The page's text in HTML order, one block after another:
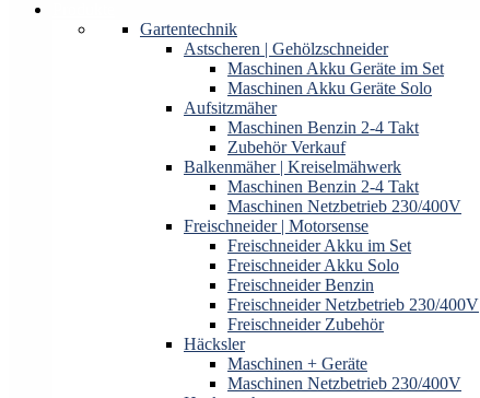
Gartentechnik
Astscheren | Gehölzschneider
Maschinen Akku Geräte im Set
Maschinen Akku Geräte Solo
Aufsitzmäher
Maschinen Benzin 2-4 Takt
Zubehör Verkauf
Balkenmäher | Kreiselmähwerk
Maschinen Benzin 2-4 Takt
Maschinen Netzbetrieb 230/400V
Freischneider | Motorsense
Freischneider Akku im Set
Freischneider Akku Solo
Freischneider Benzin
Freischneider Netzbetrieb 230/400V
Freischneider Zubehör
Häcksler
Maschinen + Geräte
Maschinen Netzbetrieb 230/400V